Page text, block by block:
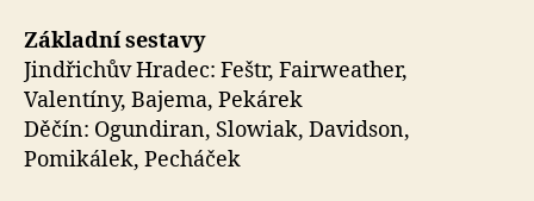
Základní sestavy
Jindřichův Hradec: Feštr, Fairweather,
Valentíny, Bajema, Pekárek
Děčín: Ogundiran, Slowiak, Davidson,
Pomikálek, Pecháček